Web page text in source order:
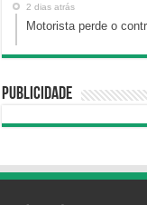
2 dias atrás
Motorista perde o
Publicidade